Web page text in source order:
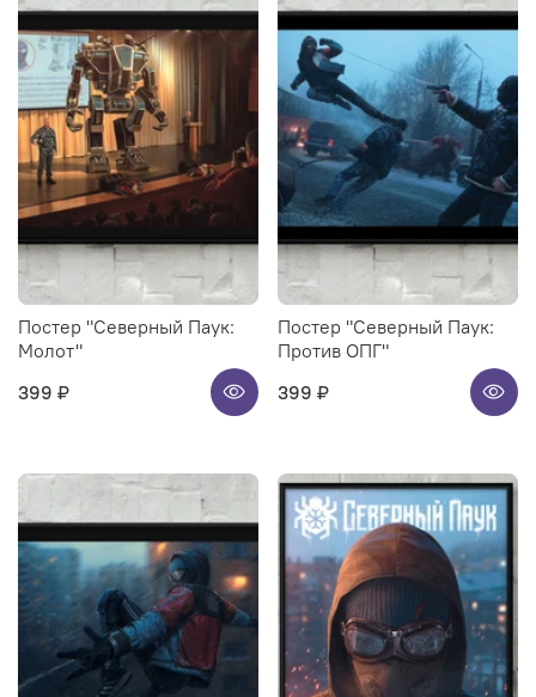
Постер "Северный Паук:
Молот"
399 ₽
Постер "Северный Паук:
Против ОПГ"
399 ₽